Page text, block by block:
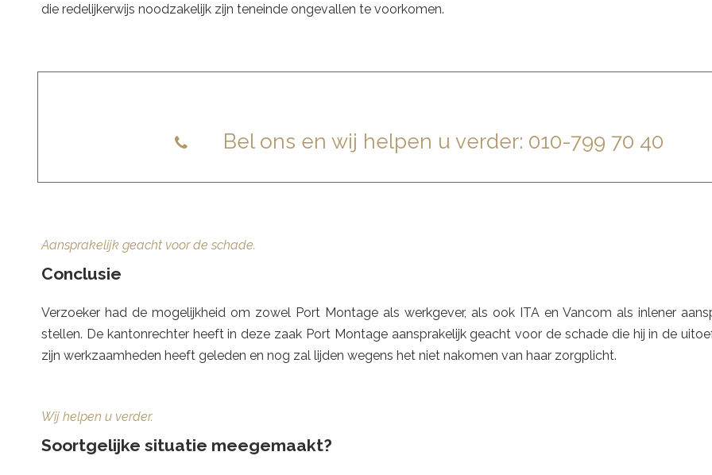
die redelijkerwijs noodzakelijk zijn teneinde ongevallen te voorkomen.
Bel ons en wij helpen u verder: 010-799 70 40
Aansprakelijk geacht voor de schade.
Conclusie
Verzoeker had de mogelijkheid om zowel Port Montage als werkgever, als ook ITA en Vancom als inlener
stellen. De kantonrechter heeft in deze zaak Port Montage aansprakelijk geacht voor de schade die hij in de
zijn werkzaamheden heeft geleden en nog zal lijden wegens het niet nakomen van haar zorgplicht.
Wij helpen u verder.
Soortgelijke situatie meegemaakt?